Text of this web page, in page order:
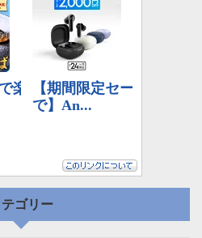
テゴリー